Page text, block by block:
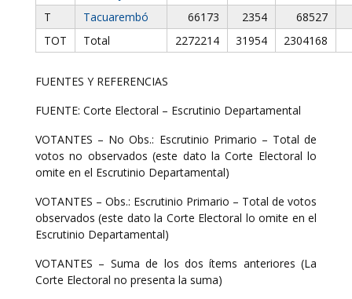
T
Tacuarembó 66173 2354
68527
TOT
Total 2272214 31954 2304168
FUENTES Y REFERENCIAS
FUENTE: Corte Electoral – Escrutinio Departamental
VOTANTES – No Obs.: Escrutinio Primario – Total de
votos no observados (este dato la Corte Electoral lo
omite en el Escrutinio Departamental)
VOTANTES – Obs.: Escrutinio Primario – Total de votos
observados (este dato la Corte Electoral lo omite en el
Escrutinio Departamental)
VOTANTES – Suma de los dos ítems anteriores (La
Corte Electoral no presenta la suma)